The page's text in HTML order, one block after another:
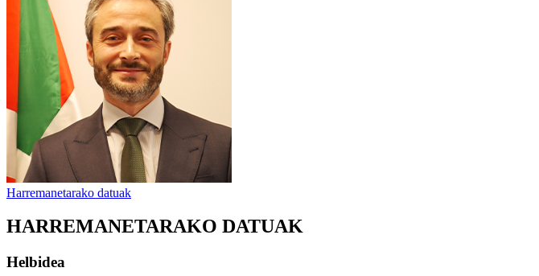
Harremanetarako datuak
HARREMANETARAKO DATUAK
Helbidea